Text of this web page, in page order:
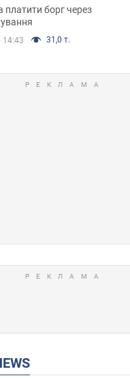
рішення
платити борг через
14:43 31,0 т.